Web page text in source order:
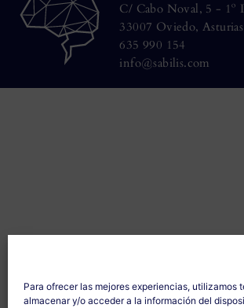
Para ofrecer las mejores experiencias, utilizamos
almacenar y/o acceder a la información del
C/ Cabo Noval, 5 - 1º
33007 Oviedo, Asturias
635 990 154
info@sabilis.com